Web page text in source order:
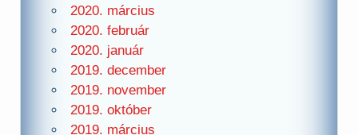
2020. március
2020. február
2020. január
2019. december
2019. november
2019. október
2019. március